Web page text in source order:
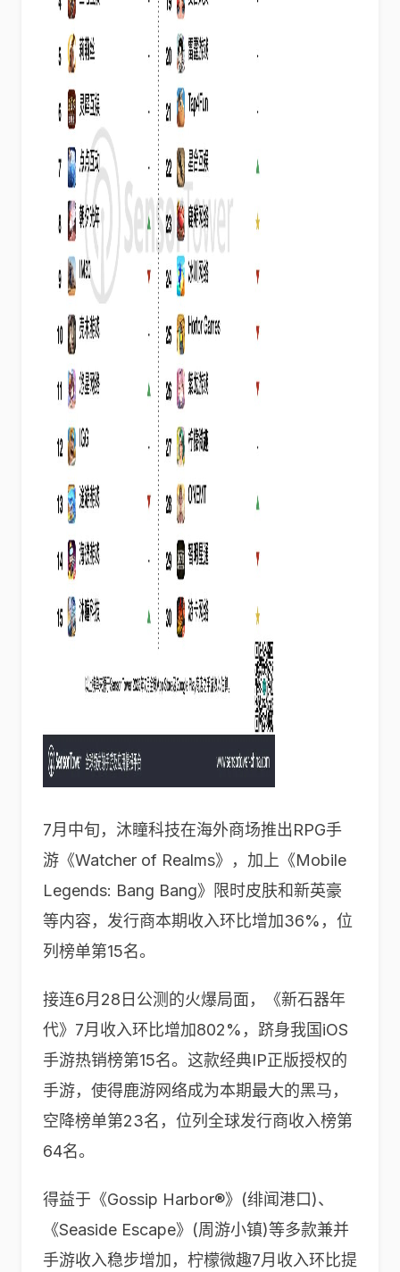
7月中旬，沐瞳科技在海外商场推出RPG手
游《Watcher of Realms》，加上《Mobile
Legends: Bang Bang》限时皮肤和新英豪
等内容，发行商本期收入环比增加36%，位
列榜单第15名。
接连6月28日公测的火爆局面，《新石器年
代》7月收入环比增加802%，跻身我国iOS
手游热销榜第15名。这款经典IP正版授权的
手游，使得鹿游网络成为本期最大的黑马，
空降榜单第23名，位列全球发行商收入榜第
64名。
得益于《Gossip Harbor®》(绯闻港口)、
《Seaside Escape》(周游小镇)等多款兼并
手游收入稳步增加，柠檬微趣7月收入环比提